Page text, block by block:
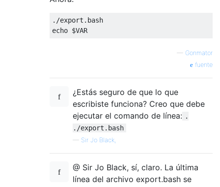
./export . bash
echo $VAR
— Gonmator
fuente
¿Estás seguro de que lo que
escribiste funciona? Creo que debe
ejecutar el comando de línea: .
./export.bash
— Sir Jo Black,
@ Sir Jo Black, sí, claro. La última
línea del archivo export.bash se